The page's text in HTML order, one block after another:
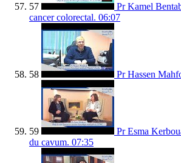
57
Pr Kamel
cancer colorectal. 06:07
58 Pr Hassen
59
Pr Esma
du cavum. 07:35